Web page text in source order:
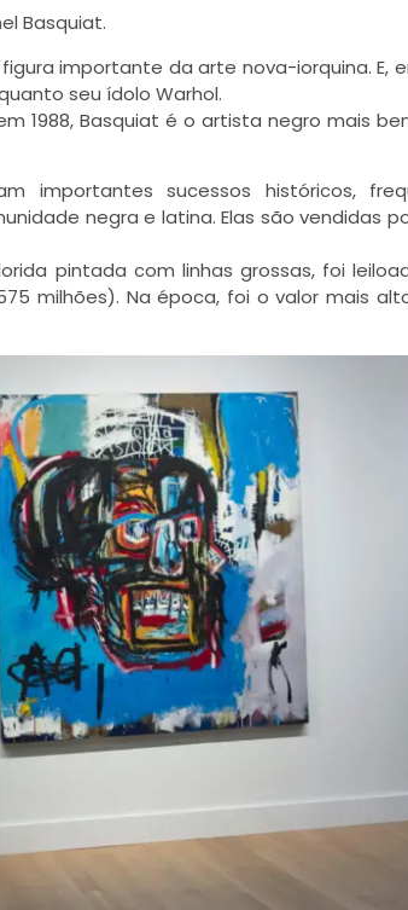
Basquiat.
importante da arte nova-iorquina. E,
seu ídolo Warhol.
1988, Basquiat é o artista negro mais
importantes sucessos históricos,
negra e latina. Elas são vendidas
pintada com linhas grossas, foi
milhões). Na época, foi o valor mais